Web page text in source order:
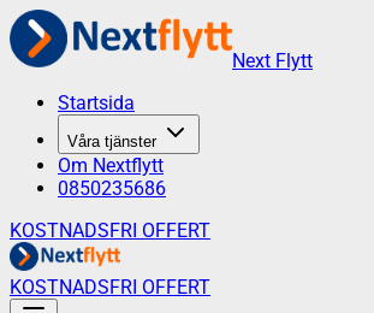
Next Flytt
Startsida
Våra tjänster
Om Nextflytt
0850235686
KOSTNADSFRI OFFERT
KOSTNADSFRI OFFERT